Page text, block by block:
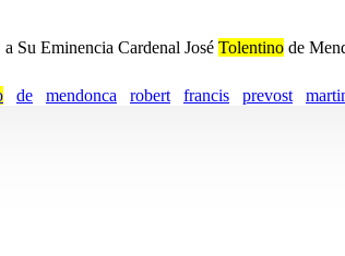
Su Eminencia Cardenal José Tolentino de
de mendonca robert francis prevost